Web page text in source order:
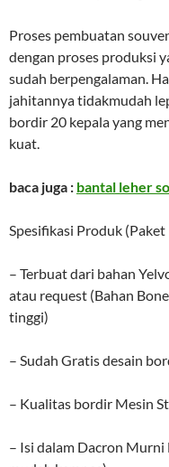
Proses pembuatan
dengan proses produksi
sudah berpengalaman.
jahitannya tidakmudah
bordir 20 kepala yang
kuat.
baca juga : bantal leher
Spesifikasi Produk
– Terbuat dari bahan
atau request (Bahan
tinggi)
– Sudah Gratis desain
– Kualitas bordir Mesin
– Isi dalam Dacron